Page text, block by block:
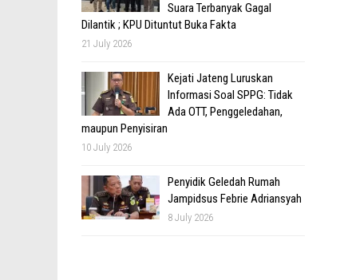
Suara Terbanyak Gagal
Dilantik ; KPU Dituntut Buka Fakta
21 July 2026
Kejati Jateng Luruskan
Informasi Soal SPPG: Tidak
Ada OTT, Penggeledahan,
maupun Penyisiran
10 July 2026
Penyidik Geledah Rumah
Jampidsus Febrie Adriansyah
8 July 2026